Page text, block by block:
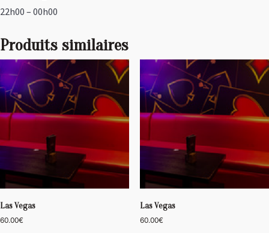
22h00 – 00h00
Produits similaires
Las Vegas
60.00€
Las Vegas
60.00€